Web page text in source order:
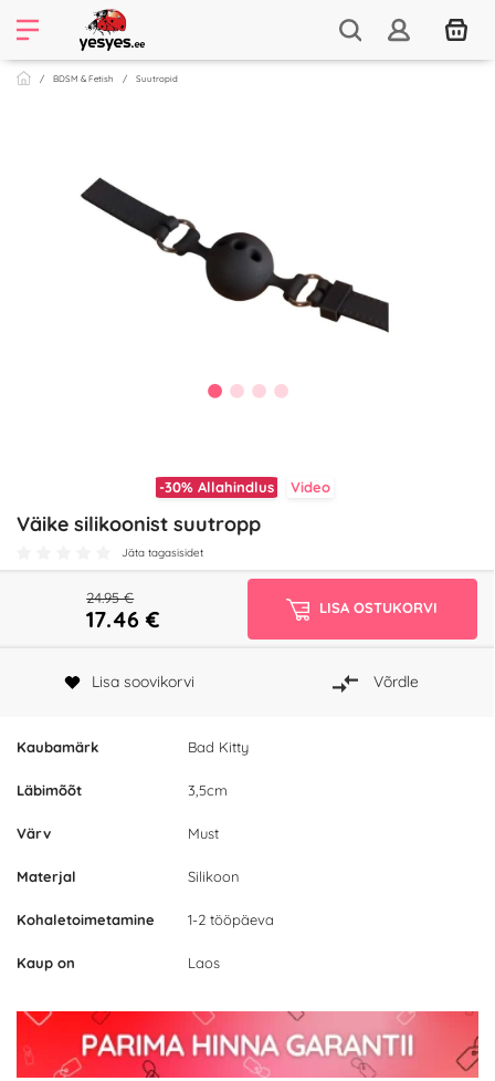
BDSM & Fetish Suutropid
-30% Allahindlus Video
Väike silikoonist suutropp
Jäta tagasisidet
Kaubamärk Bad Kitty
Läbimõõt 3,5cm
Värv Must
Materjal Silikoon
Kohaletoimetamine 1-2 tööpäeva
Kaup on Laos
24.95 €
17.46 € LISA OSTUKORVI
Lisa soovikorvi Võrdle